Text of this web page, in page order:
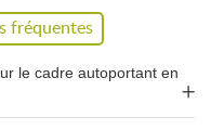
outil
fait rapidement, sans outil,
fréquentes
le cadre autoportant en